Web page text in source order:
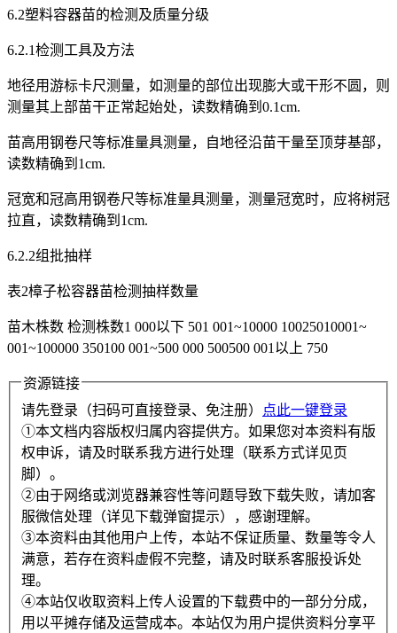
6.2塑料容器苗的检测及质量分级
6.2.1检测工具及方法
地径用游标卡尺测量，如测量的部位出现膨大或干形不圆，则
测量其上部苗干正常起始处，读数精确到0.1cm.
苗高用钢卷尺等标准量具测量，自地径沿苗干量至顶芽基部，
读数精确到1cm.
冠宽和冠高用钢卷尺等标准量具测量，测量冠宽时，应将树冠
拉直，读数精确到1cm.
6.2.2组批抽样
表2樟子松容器苗检测抽样数量
苗木株数 检测株数1 000以下 501 001~10000 10025010001~
001~100000 350100 001~500 000 500500 001以上 750
资源链接
请先登录（扫码可直接登录、免注册）
点此一键登录
①本文档内容版权归属内容提供方。如果您对本资料有版
权申诉，请及时联系我方进行处理（联系方式详见页
脚）。
②由于网络或浏览器兼容性等问题导致下载失败，请加客
服微信处理（详见下载弹窗提示），感谢理解。
③本资料由其他用户上传，本站不保证质量、数量等令人
满意，若存在资料虚假不完整，请及时联系客服投诉处
理。
④本站仅收取资料上传人设置的下载费中的一部分分成，
用以平摊存储及运营成本。本站仅为用户提供资料分享平